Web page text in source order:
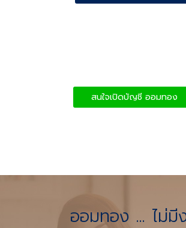
สนใจเปิดบัญชี ออมทอง
ออมทอง ... ไม่มี